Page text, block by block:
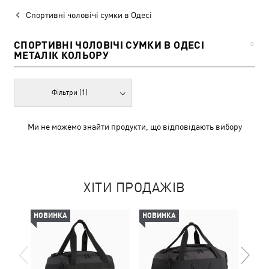
Спортивні чоловічі сумки в Одесі
СПОРТИВНІ ЧОЛОВІЧІ СУМКИ В ОДЕСІ
МЕТАЛІК КОЛЬОРУ
0
Фільтри (1)
Ми не можемо знайти продукти, що відповідають вибору
ХІТИ ПРОДАЖІВ
НОВИНКА НОВИНКА